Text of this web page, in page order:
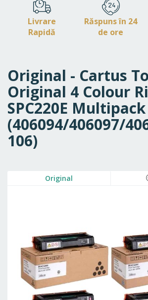
Livrare
Rapidă
Răspuns în 24
de ore
Original - Cartus
Original 4 Colour
SPC220E
(406094/406097/
106)
Original